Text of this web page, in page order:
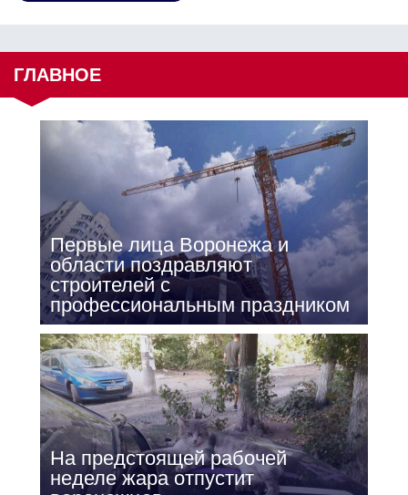
ГЛАВНОЕ
Первые лица Воронежа и
области поздравляют
строителей с
профессиональным праздником
На предстоящей рабочей
неделе жара отпустит